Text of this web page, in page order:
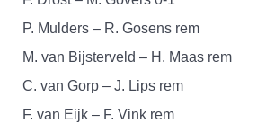
P. Mulders – R. Gosens rem
M. van Bijsterveld – H. Maas rem
C. van Gorp – J. Lips rem
F. van Eijk – F. Vink rem